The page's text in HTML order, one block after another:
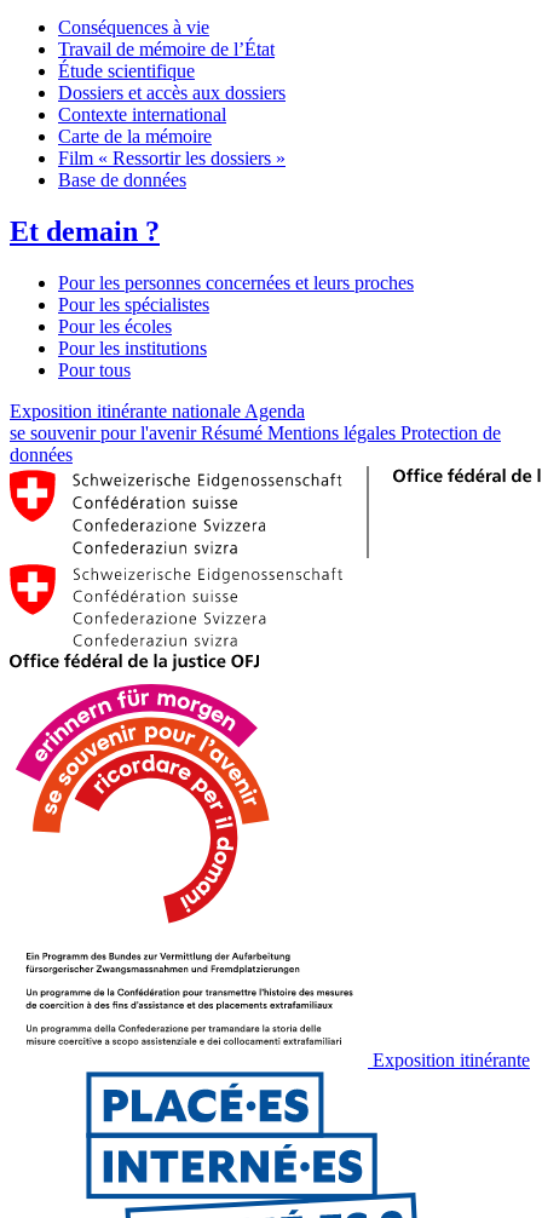
Conséquences à vie
Travail de mémoire de l’État
Étude scientifique
Dossiers et accès aux dossiers
Contexte international
Carte de la mémoire
Film « Ressortir les dossiers »
Base de données
Et demain ?
Pour les personnes concernées et leurs proches
Pour les spécialistes
Pour les écoles
Pour les institutions
Pour tous
Exposition itinérante nationale Agenda
se souvenir pour l'avenirRésumé Mentions légales Protection de
données
Exposition itinérante